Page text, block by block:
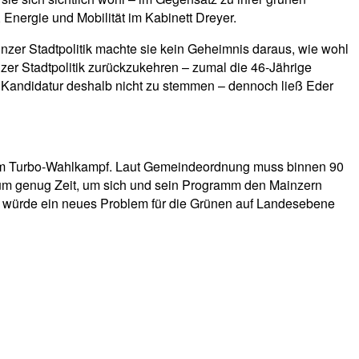
und Mobilität im Kabinett Dreyer.
Stadtpolitik machte sie kein Geheimnis daraus, wie wohl
Stadtpolitik zurückzukehren – zumal die 46-Jährige
deshalb nicht zu stemmen – dennoch ließ Eder
Wahlkampf. Laut Gemeindeordnung muss binnen 90
genug Zeit, um sich und sein Programm den Mainzern
ein neues Problem für die Grünen auf Landesebene